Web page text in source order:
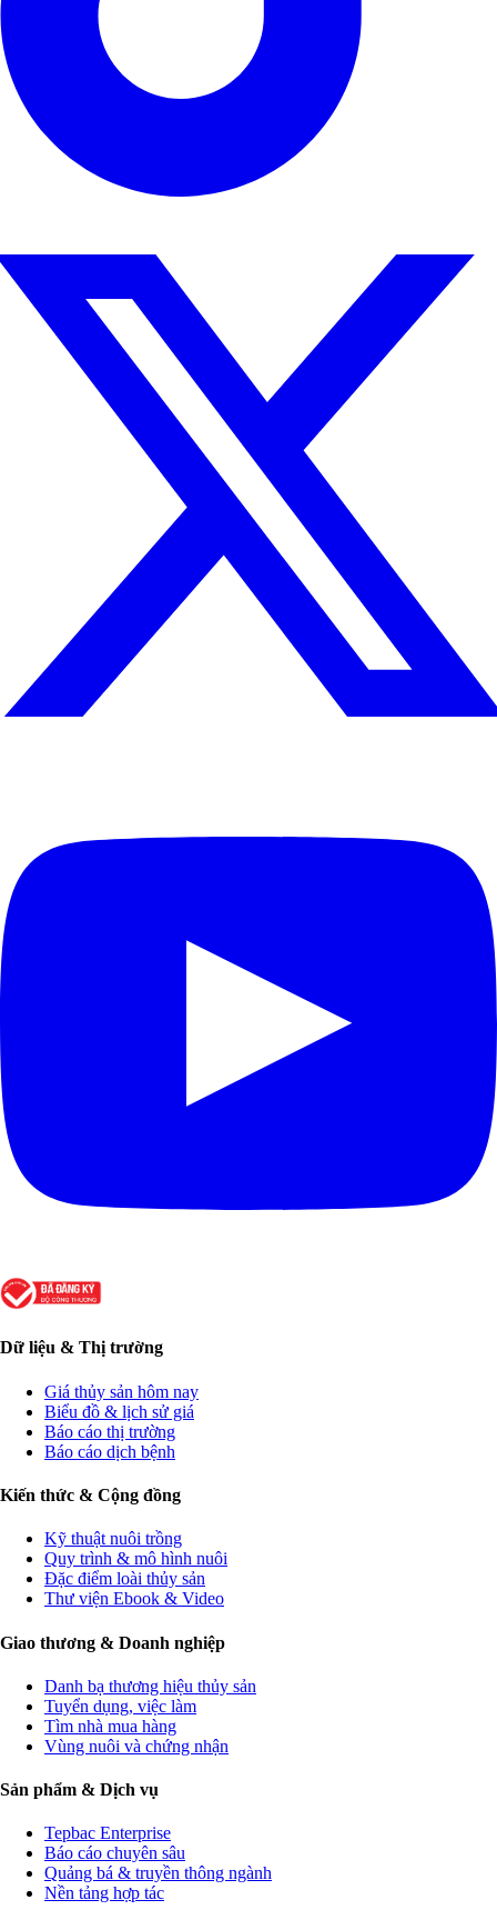
Dữ liệu & Thị trường
Giá thủy sản hôm nay
Biểu đồ & lịch sử giá
Báo cáo thị trường
Báo cáo dịch bệnh
Kiến thức & Cộng đồng
Kỹ thuật nuôi trồng
Quy trình & mô hình nuôi
Đặc điểm loài thủy sản
Thư viện Ebook & Video
Giao thương & Doanh nghiệp
Danh bạ thương hiệu thủy sản
Tuyển dụng, việc làm
Tìm nhà mua hàng
Vùng nuôi và chứng nhận
Sản phẩm & Dịch vụ
Tepbac Enterprise
Báo cáo chuyên sâu
Quảng bá & truyền thông ngành
Nền tảng hợp tác